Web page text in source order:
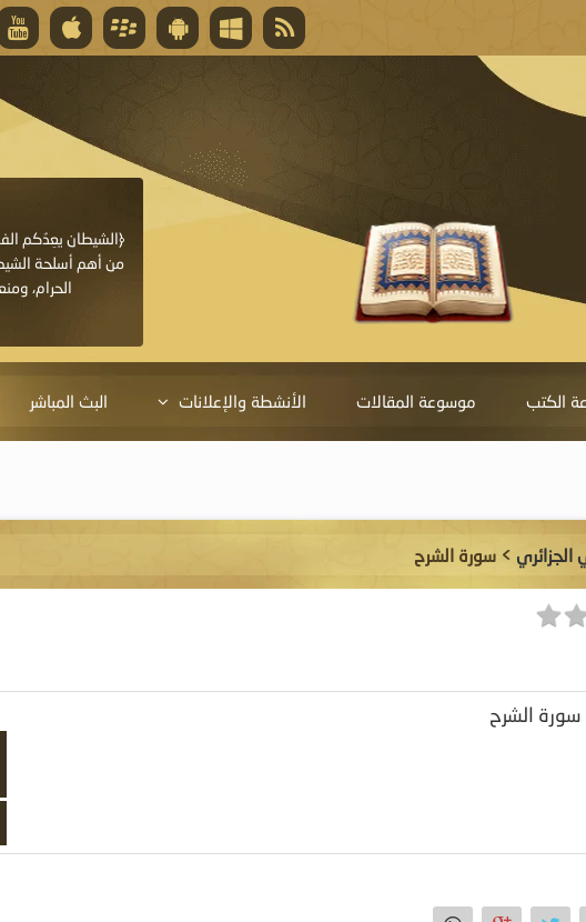
قال تعالى
المغفرة لأنها أغلى جائزة، وهي مفتاح باب العطايا التي
من أهم أسلحة
الحرام،
الكتب موسوعة المقالات الأنشطة والإعلانات البث المباشر
الجزائري > سورة الشرح
سورة الشرح